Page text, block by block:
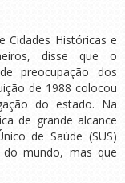
Cidades Históricas e
disse que o
preocupação dos
de 1988 colocou
do estado. Na
de grande alcance
de Saúde (SUS)
mundo, mas que